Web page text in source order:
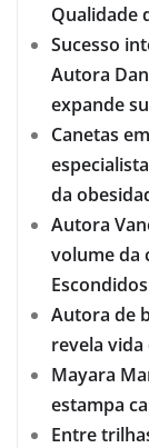
Qualidade
Sucesso
Autora
expande
Canetas
da
Autora
volume da
Escondidos
Autora de
revela
Mayara
estampa
Entre